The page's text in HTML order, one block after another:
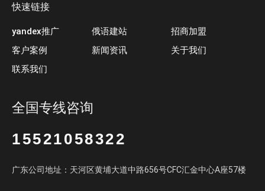
快速链接
yandex推广
客户案例
联系我们
俄语建站
新闻资讯
招商加盟
关于我们
全国专线咨询
15521058322
广东公司地址：天河区黄埔大道中路656号CFC汇金中心A座57楼